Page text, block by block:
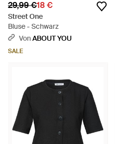
29,99 €18 €
Street One
Bluse - Schwarz
VonABOUT YOU
SALE